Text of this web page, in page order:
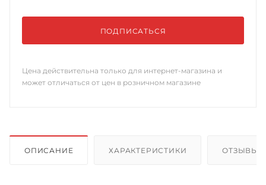
ПОДПИСАТЬСЯ
Цена действительна только для интернет-магазина и
может отличаться от цен в розничном магазине
ОПИСАНИЕ ХАРАКТЕРИСТИКИ ОТЗЫВЫ